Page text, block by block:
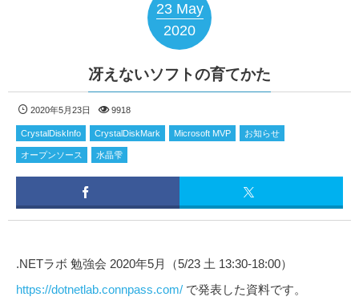
23 May
2020
冴えないソフトの育てかた
2020年5月23日 9918
CrystalDiskInfo CrystalDiskMark Microsoft MVP お知らせ
オープンソース 水晶雫
.NETラボ 勉強会 2020年5月（5/23 土 13:30-18:00）
https://dotnetlab.connpass.com/ で発表した資料です。